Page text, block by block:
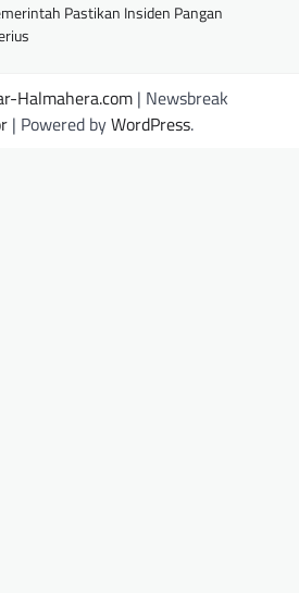
Pastikan Insiden Pangan
Halmahera.com | Newsbreak
| Powered byWordPress.